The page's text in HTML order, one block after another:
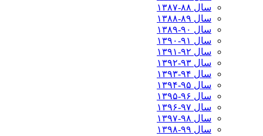
سال ۸۸-۱۳۸۷
سال ۸۹-۱۳۸۸
سال ۹۰-۱۳۸۹
سال ۹۱-۱۳۹۰
سال ۹۲-۱۳۹۱
سال ۹۳-۱۳۹۲
سال ۹۴-۱۳۹۳
سال ۹۵-۱۳۹۴
سال ۹۶-۱۳۹۵
سال ۹۷-۱۳۹۶
سال ۹۸-۱۳۹۷
سال ۹۹-۱۳۹۸‍